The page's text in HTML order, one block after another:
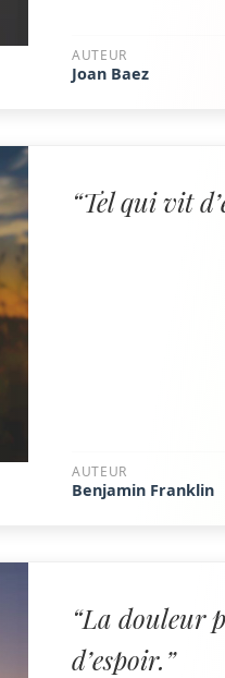
AUTEUR
Joan Baez
“Tel qui vit
AUTEUR
Benjamin Franklin
“La douleur
d’espoir.”